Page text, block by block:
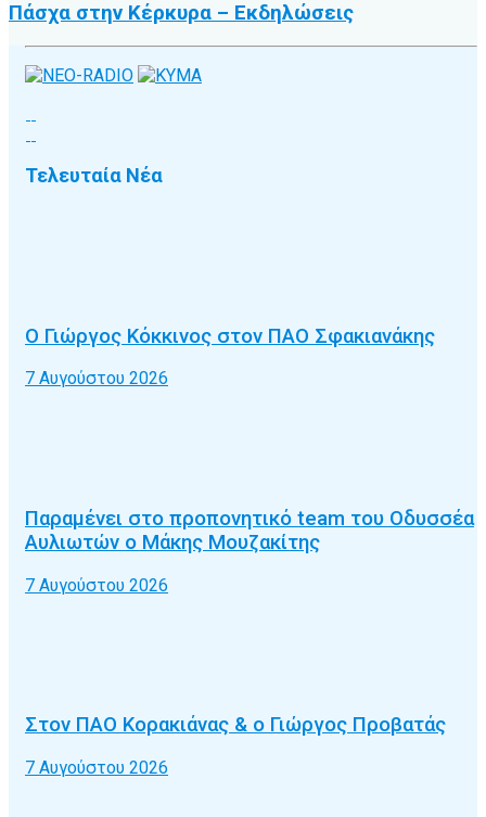
Πάσχα στην Κέρκυρα – Εκδηλώσεις
Τελευταία Νέα
Ο Γιώργος Κόκκινος στον ΠΑΟ Σφακιανάκης
7 Αυγούστου 2026
Παραμένει στο προπονητικό team του Οδυσσέα
Αυλιωτών ο Μάκης Μουζακίτης
7 Αυγούστου 2026
Στον ΠΑΟ Κορακιάνας & ο Γιώργος Προβατάς
7 Αυγούστου 2026